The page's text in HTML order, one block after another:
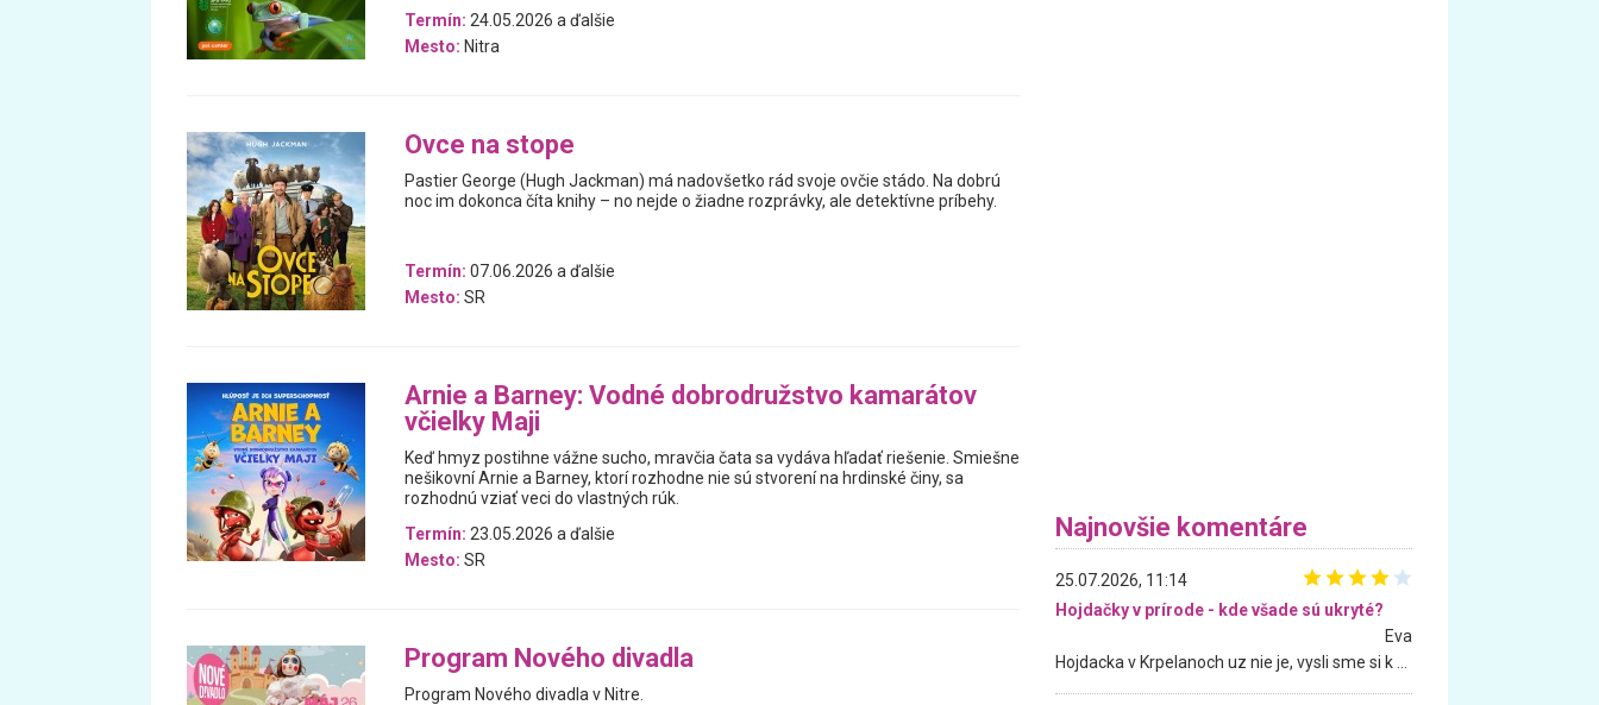
Termín: 24.05.2026 a ďalšie
Mesto: Nitra
Ovce na stope
Pastier George (Hugh Jackman) má nadovšetko rád svoje ovčie stádo. Na dobrú
noc im dokonca číta knihy – no nejde o žiadne rozprávky, ale detektívne príbehy.
Termín: 07.06.2026 a ďalšie
Mesto: SR
Arnie a Barney: Vodné dobrodružstvo kamarátov
včielky Maji
Keď hmyz postihne vážne sucho, mravčia čata sa vydáva hľadať riešenie. Smiešne
nešikovní Arnie a Barney, ktorí rozhodne nie sú stvorení na hrdinské činy, sa
rozhodnú vziať veci do vlastných rúk.
Termín: 23.05.2026 a ďalšie
Mesto: SR
Program Nového divadla
Program Nového divadla v Nitre.
Najnovšie komentáre
25.07.2026, 11:14
Hojdačky v prírode - kde všade sú ukryté?
Eva